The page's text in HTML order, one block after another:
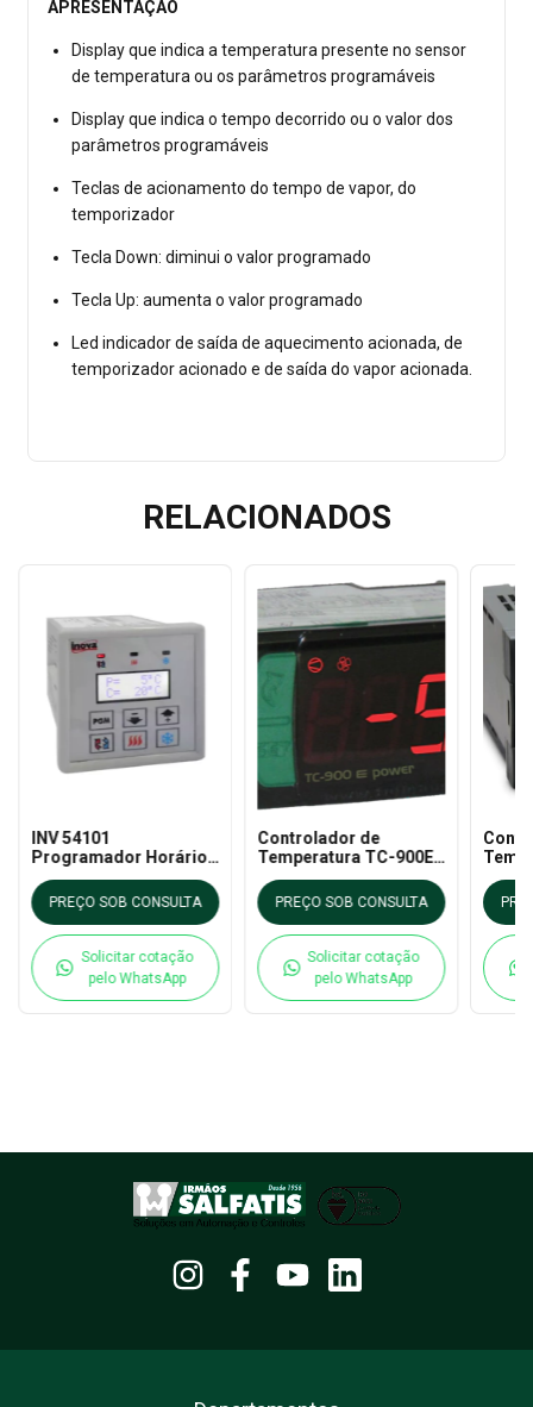
APRESENTAÇÃO
Display que indica a temperatura presente no sensor
de temperatura ou os parâmetros programáveis
Display que indica o tempo decorrido ou o valor dos
parâmetros programáveis
Teclas de acionamento do tempo de vapor, do
temporizador
Tecla Down: diminui o valor programado
Tecla Up: aumenta o valor programado
Led indicador de saída de aquecimento acionada, de
temporizador acionado e de saída do vapor acionada.
RELACIONADOS
INV 54101
Programador Horário
de Tempo e
Temperatura
PREÇO SOB CONSULTA
Solicitar cotação
pelo WhatsApp
Controlador de
Temperatura TC-900E
Power - Full Gauge
PREÇO SOB CONSULTA
Solicitar cotação
pelo WhatsApp
com